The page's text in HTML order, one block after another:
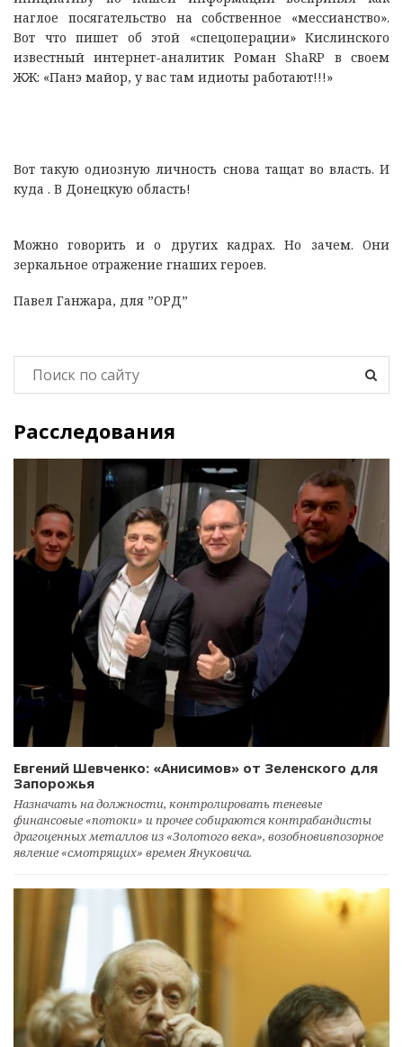
наглое посягательство на собственное «мессианство».
Вот что пишет об этой «спецоперации» Кислинского
известный интернет-аналитик Роман ShaRP в своем
ЖЖ: «Панэ майор, у вас там идиоты работают!!!»
Вот такую одиозную личность снова тащат во власть. И
куда . В Донецкую область!
Можно говорить и о других кадрах. Но зачем. Они
зеркальное отражение гнаших героев.
Павел Ганжара, для ”ОРД”
Расследования
Евгений Шевченко: «Анисимов» от Зеленского для
Запорожья
Назначать на должности, контролировать теневые
финансовые «потоки» и прочее собираются контрабандисты
драгоценных металлов из «Золотого века», возобновивпозорное
явление «смотрящих» времен Януковича.